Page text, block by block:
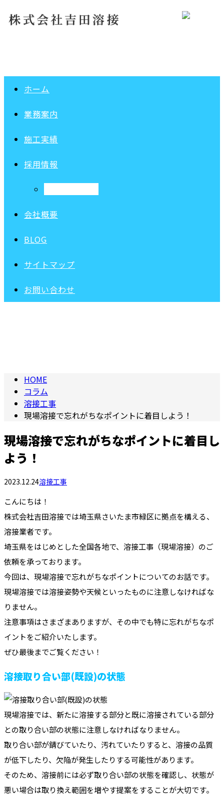
ホーム
業務案内
施工実績
採用情報
会社概要
BLOG
サイトマップ
お問い合わせ
HOME
コラム
溶接工事
現場溶接で忘れがちなポイントに着目しよう！
現場溶接で忘れがちなポイントに着目し
よう！
2023.12.24溶接工事
こんにちは！
株式会社吉田溶接では埼玉県さいたま市緑区に拠点を構える、
溶接業者です。
埼玉県をはじめとした全国各地で、溶接工事（現場溶接）のご
依頼を承っております。
今回は、現場溶接で忘れがちなポイントについてのお話です。
現場溶接では溶接姿勢や天候といったものに注意しなければな
りません。
注意事項はさまざまありますが、その中でも特に忘れがちなポ
イントをご紹介いたします。
ぜひ最後までご覧ください！
溶接取り合い部(既設)の状態
現場溶接では、新たに溶接する部分と既に溶接されている部分
との取り合い部の状態に注意しなければなりません。
取り合い部が錆びていたり、汚れていたりすると、溶接の品質
が低下したり、欠陥が発生したりする可能性があります。
そのため、溶接前には必ず取り合い部の状態を確認し、状態が
悪い場合は取り換え範囲を増やす提案をすることが大切です。